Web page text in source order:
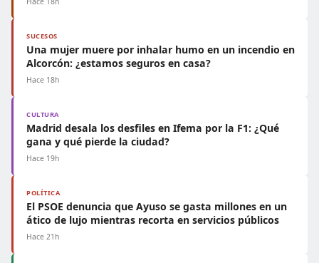
SUCESOS
Una mujer muere por inhalar humo en un incendio en
Alcorcón: ¿estamos seguros en casa?
Hace 18h
CULTURA
Madrid desala los desfiles en Ifema por la F1: ¿Qué
gana y qué pierde la ciudad?
Hace 19h
POLÍTICA
El PSOE denuncia que Ayuso se gasta millones en un
ático de lujo mientras recorta en servicios públicos
Hace 21h